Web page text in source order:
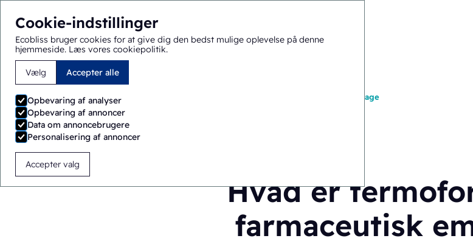
Cookie-indstillinger
Ecobliss bruger cookies for at give dig den bedst mulige oplevelse på denne
hjemmeside. Læs vores cookiepolitik.
Vælg Accepter alle
Opbevaring af analyser
Opbevaring af annoncer
Data om annoncebrugere
Personalisering af annoncer
Accepter valg
Du befinder dig her: Hjem Hvad er termoformning i farmaceutisk emballage
Hvad er
farmaceutisk